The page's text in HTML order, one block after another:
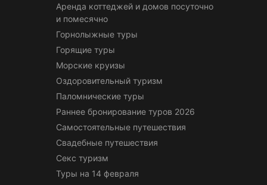
Аренда коттеджей и домов посуточно
и помесячно
Горнолыжные туры
Горящие туры
Морские круизы
Оздоровительный туризм
Паломнические туры
Раннее бронирование туров 2026
Самостоятельные путешествия
Свадебные путешествия
Секс туризм
Туры на 14 февраля